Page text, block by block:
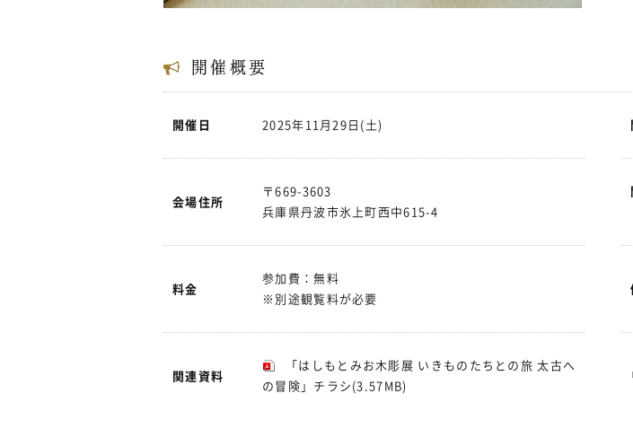
開催概要
開催日 2025年11月29日(土)
会場住所
〒669-3603
兵庫県丹波市氷上町西中615-4
料金
参加費：無料
※別途観覧料が必要
関連資料
「はしもとみお木彫展 いきものたちとの旅 太古へ
の冒険」チラシ (3.57MB)